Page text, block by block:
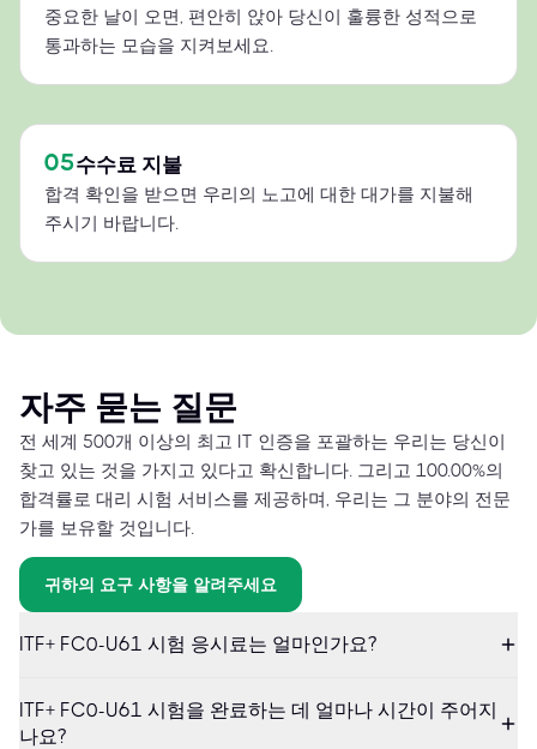
중요한 날이 오면, 편안히 앉아 당신이 훌륭한 성적으로
통과하는 모습을 지켜보세요.
05수수료 지불
합격 확인을 받으면 우리의 노고에 대한 대가를 지불해
주시기 바랍니다.
자주 묻는 질문
전 세계 500개 이상의 최고 IT 인증을 포괄하는 우리는 당신이
찾고 있는 것을 가지고 있다고 확신합니다. 그리고 100.00%의
합격률로 대리 시험 서비스를 제공하며, 우리는 그 분야의 전문
가를 보유할 것입니다.
귀하의 요구 사항을 알려주세요
ITF+ FC0-U61 시험 응시료는 얼마인가요?
ITF+ FC0-U61 시험을 완료하는 데 얼마나 시간이 주어지
나요?